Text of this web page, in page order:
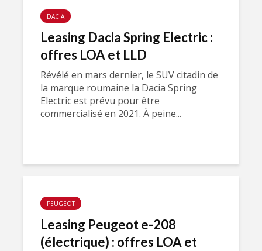
DACIA
Leasing Dacia Spring Electric :
offres LOA et LLD
Révélé en mars dernier, le SUV citadin de
la marque roumaine la Dacia Spring
Electric est prévu pour être
commercialisé en 2021. À peine...
PEUGEOT
Leasing Peugeot e-208
(électrique) : offres LOA et